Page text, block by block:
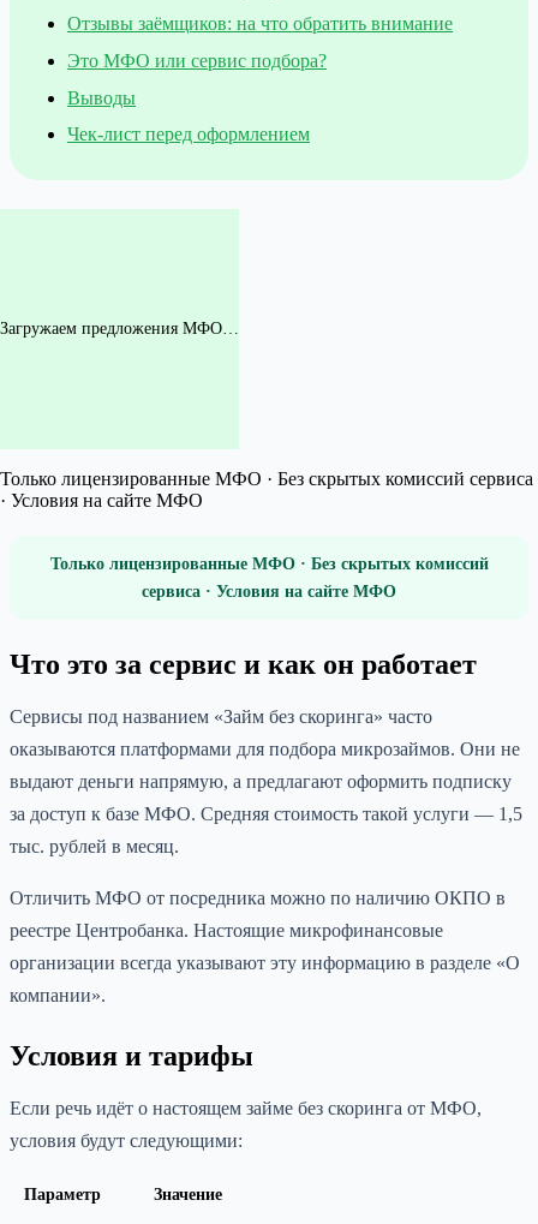
Отзывы заёмщиков: на что обратить внимание
Это МФО или сервис подбора?
Выводы
Чек-лист перед оформлением
Загружаем предложения МФО…
Только лицензированные МФО · Без скрытых комиссий сервиса
· Условия на сайте МФО
Только лицензированные МФО · Без скрытых комиссий
сервиса · Условия на сайте МФО
Что это за сервис и как он работает
Сервисы под названием «Займ без скоринга» часто
оказываются платформами для подбора микрозаймов. Они не
выдают деньги напрямую, а предлагают оформить подписку
за доступ к базе МФО. Средняя стоимость такой услуги — 1,5
тыс. рублей в месяц.
Отличить МФО от посредника можно по наличию ОКПО в
реестре Центробанка. Настоящие микрофинансовые
организации всегда указывают эту информацию в разделе «О
компании».
Условия и тарифы
Если речь идёт о настоящем займе без скоринга от МФО,
условия будут следующими:
Параметр Значение